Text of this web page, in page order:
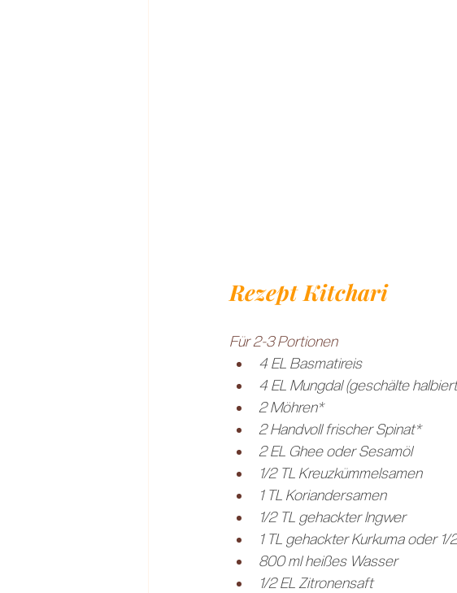
Rezept Kitchari
Für 2-3 Portionen
4 EL Basmatireis
4 EL Mungdal (geschälte
2 Möhren*
2 Handvoll frischer Spinat*
2 EL Ghee oder Sesamöl
1/2 TL Kreuzkümmelsamen
1 TL Koriandersamen
1/2 TL gehackter Ingwer
1 TL gehackter Kurkuma oder 1/
800 ml heißes Wasser
1/2 EL Zitronensaft